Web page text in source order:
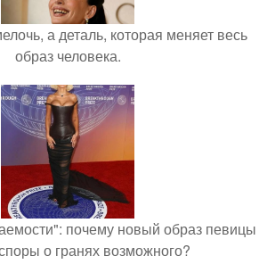
а деталь, которая меняет весь
образ человека.
почему новый образ певицы
о гранях возможного?